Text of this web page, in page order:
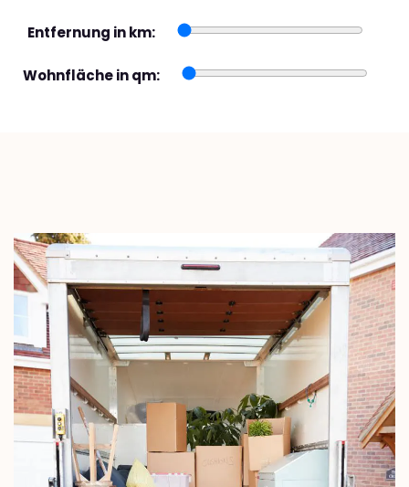
Entfernung in km:
Wohnfläche in qm: